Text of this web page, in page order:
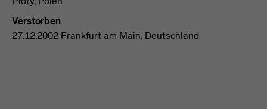
Verstorben
27.12.2002 Frankfurt am Main, Deutschland